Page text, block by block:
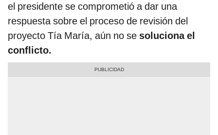
el presidente se comprometió a dar una
respuesta sobre el proceso de revisión del
proyecto Tía María, aún no se soluciona el
conflicto.